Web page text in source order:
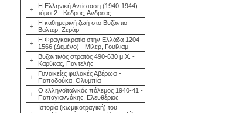
+
Η Ελληνική Αντίσταση (1940-1944)
τόμοι 2 - Κέδρος, Ανδρέας
+
Η καθημερινή ζωή στο Βυζάντιο -
Βαλτέρ, Ζεράρ
+
Η Φραγκοκρατία στην Ελλάδα 1204-
1566 (Δεμένο) - Μίλερ, Γουίλιαμ
+
Βυζαντινός στρατός 490-630 μ.Χ. -
Καρύκας, Παντελής
+
Γυναικείες φυλακές Αβέρωφ -
Παπαδούκα, Ολυμπία
+
Ο ελληνοϊταλικός πόλεμος 1940-41 -
Παπαγιαννάκης, Ελευθέριος
Ιστορία (κωμικοτραγική) του